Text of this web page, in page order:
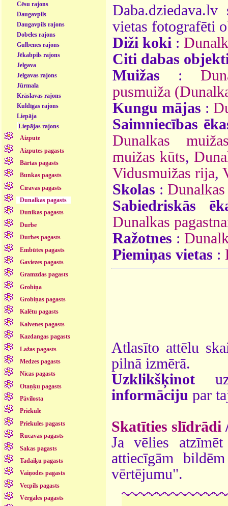
Cēsu rajons
Daugavpils
Daugavpils rajons
Dobeles rajons
Gulbenes rajons
Jēkabpils rajons
Jelgava
Jelgavas rajons
Jūrmala
Krāslavas rajons
Kuldīgas rajons
Liepāja
Liepājas rajons
Aizpute
Aizputes pagasts
Bārtas pagasts
Bunkas pagasts
Cīravas pagasts
Dunalkas pagasts
Dunikas pagasts
Durbe
Durbes pagasts
Embūtes pagasts
Gaviezes pagasts
Gramzdas pagasts
Grobiņa
Grobiņas pagasts
Kalētu pagasts
Kalvenes pagasts
Kazdangas pagasts
Lažas pagasts
Medzes pagasts
Nīcas pagasts
Otaņķu pagasts
Pāvilosta
Priekule
Priekules pagasts
Rucavas pagasts
Sakas pagasts
Tadaiķu pagasts
Vaiņodes pagasts
Vecpils pagasts
Vērgales pagasts
vietas fotografēti
Diži koki :
Citi dabas
Muižas :
pusmuiža
Kungu mājas :
Saimniecības
Dunalkas
muižas kūts,
Vidusmuižas rija,
Skolas :
Sabiedriskās
Dunalkas
Ražotnes :
Piemiņas vietas :
Atlasīto attēlu
pilnā izmērā.
Uzklikšķinot
informāciju par
Skatīties slīdrādi
Ja vēlies
attiecīgām
vērtējumu".